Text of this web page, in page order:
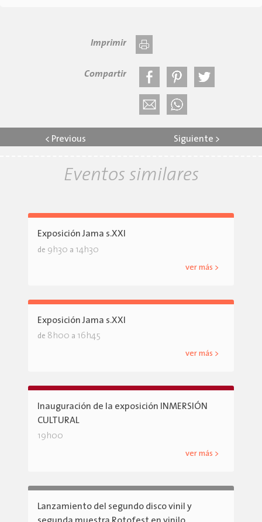
Imprimir
Compartir
< Previous Siguiente >
Eventos similares
Exposición Jama s.XXI
de 9h30 a 14h30
ver más >
Exposición Jama s.XXI
de 8h00 a 16h45
ver más >
Inauguración de la exposición INMERSIÓN
CULTURAL
19h00
ver más >
Lanzamiento del segundo disco vinil y